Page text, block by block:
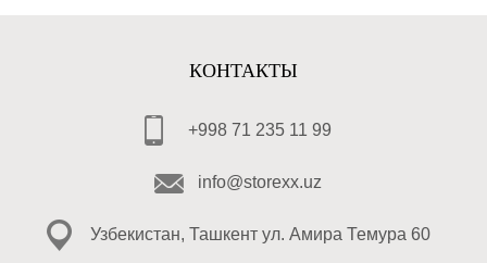
КОНТАКТЫ
+998 71 235 11 99
info@storexx.uz
Узбекистан, Ташкент ул. Амира Темура 60